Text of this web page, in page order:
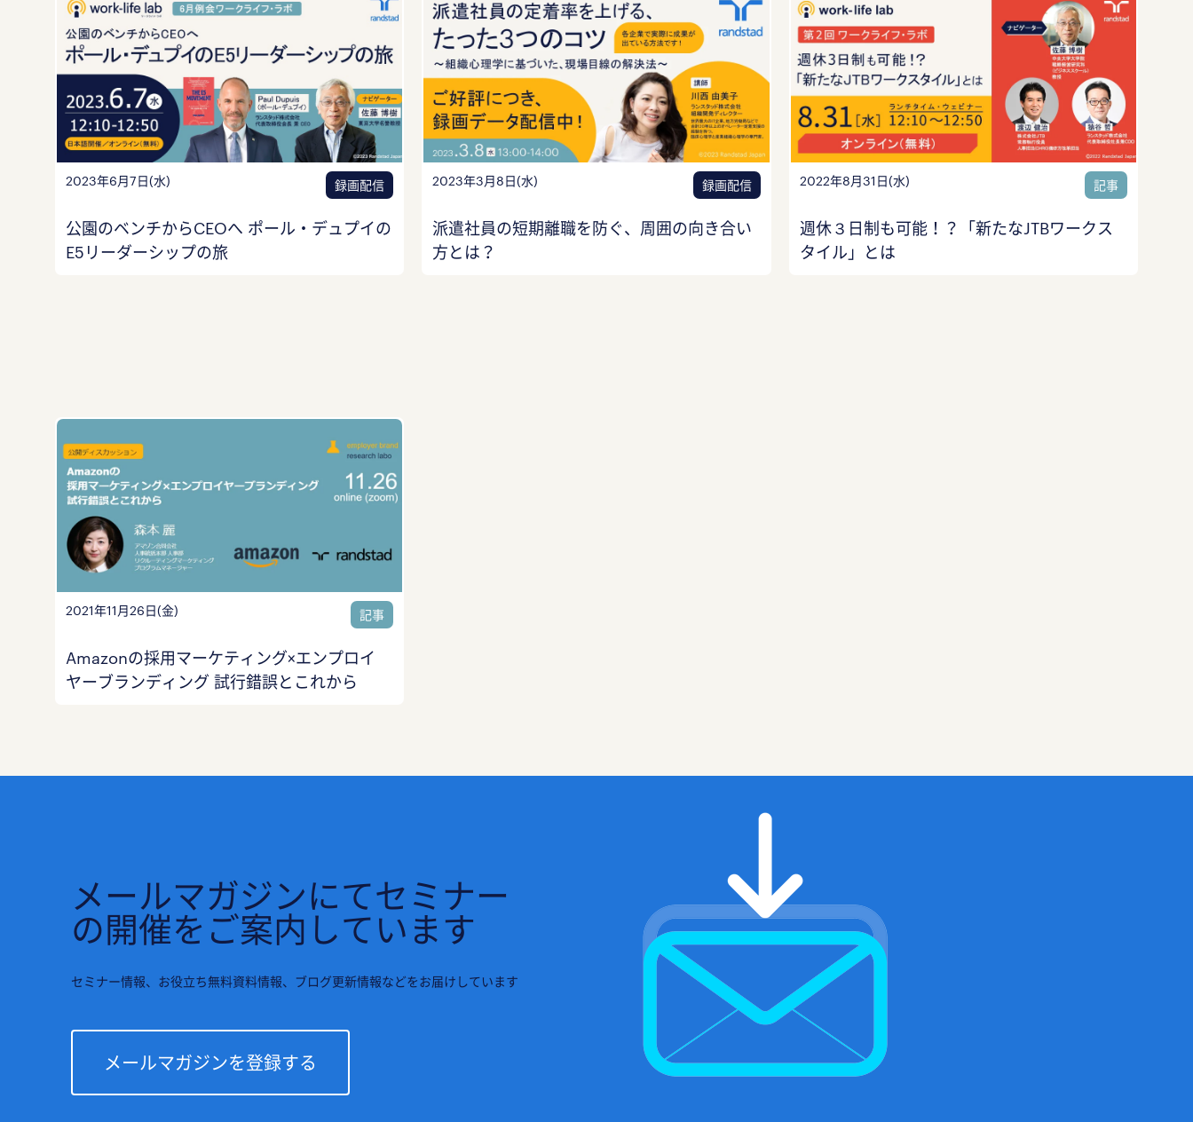
2023年6月7日(水) 録画配信
公園のベンチからCEOへ ポール・デュプイの
E5リーダーシップの旅
2023年3月8日(水) 録画配信
派遣社員の短期離職を防ぐ、周囲の向き合い
方とは？
2022年8月31日(水) 記事
週休３日制も可能！？「新たなJTBワークス
タイル」とは
2021年11月26日(金) 記事
Amazonの採用マーケティング×エンプロイ
ヤーブランディング 試行錯誤とこれから
メールマガジンにてセミナー
の開催をご案内しています
セミナー情報、お役立ち無料資料情報、ブログ更新情報などをお届けしています
メールマガジンを登録する